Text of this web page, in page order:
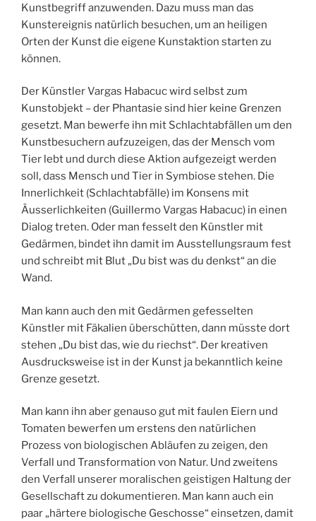
Kunstbegriff anzuwenden. Dazu muss man das
Kunstereignis natürlich besuchen, um an heiligen
Orten der Kunst die eigene Kunstaktion starten zu
können.
Der Künstler Vargas Habacuc wird selbst zum
Kunstobjekt – der Phantasie sind hier keine Grenzen
gesetzt. Man bewerfe ihn mit Schlachtabfällen um den
Kunstbesuchern aufzuzeigen, das der Mensch vom
Tier lebt und durch diese Aktion aufgezeigt werden
soll, dass Mensch und Tier in Symbiose stehen. Die
Innerlichkeit (Schlachtabfälle) im Konsens mit
Äusserlichkeiten (Guillermo Vargas Habacuc) in einen
Dialog treten. Oder man fesselt den Künstler mit
Gedärmen, bindet ihn damit im Ausstellungsraum fest
und schreibt mit Blut „Du bist was du denkst“ an die
Wand.
Man kann auch den mit Gedärmen gefesselten
Künstler mit Fäkalien überschütten, dann müsste dort
stehen „Du bist das, wie du riechst“. Der kreativen
Ausdrucksweise ist in der Kunst ja bekanntlich keine
Grenze gesetzt.
Man kann ihn aber genauso gut mit faulen Eiern und
Tomaten bewerfen um erstens den natürlichen
Prozess von biologischen Abläufen zu zeigen, den
Verfall und Transformation von Natur. Und zweitens
den Verfall unserer moralischen geistigen Haltung der
Gesellschaft zu dokumentieren. Man kann auch ein
paar „härtere biologische Geschosse“ einsetzen, damit